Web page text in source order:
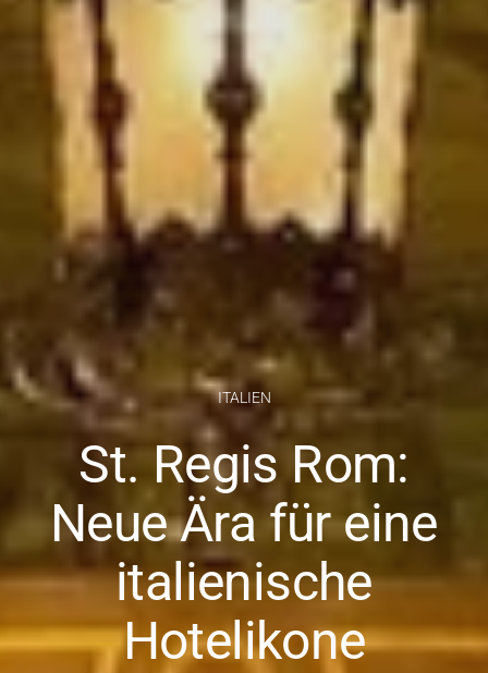
ITALIEN
St. Regis Rom:
Neue Ära für eine
italienische
Hotelikone